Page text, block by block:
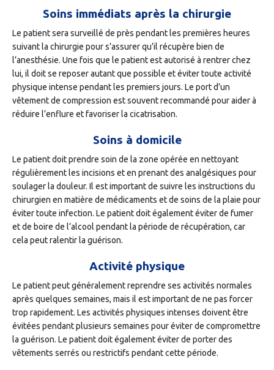
Soins immédiats après la chirurgie
Le patient sera surveillé de près pendant les premières heures
suivant la chirurgie pour s’assurer qu’il récupère bien de
l’anesthésie. Une fois que le patient est autorisé à rentrer chez
lui, il doit se reposer autant que possible et éviter toute activité
physique intense pendant les premiers jours. Le port d’un
vêtement de compression est souvent recommandé pour aider à
réduire l’enflure et favoriser la cicatrisation.
Soins à domicile
Le patient doit prendre soin de la zone opérée en nettoyant
régulièrement les incisions et en prenant des analgésiques pour
soulager la douleur. Il est important de suivre les instructions du
chirurgien en matière de médicaments et de soins de la plaie pour
éviter toute infection. Le patient doit également éviter de fumer
et de boire de l’alcool pendant la période de récupération, car
cela peut ralentir la guérison.
Activité physique
Le patient peut généralement reprendre ses activités normales
après quelques semaines, mais il est important de ne pas forcer
trop rapidement. Les activités physiques intenses doivent être
évitées pendant plusieurs semaines pour éviter de compromettre
la guérison. Le patient doit également éviter de porter des
vêtements serrés ou restrictifs pendant cette période.